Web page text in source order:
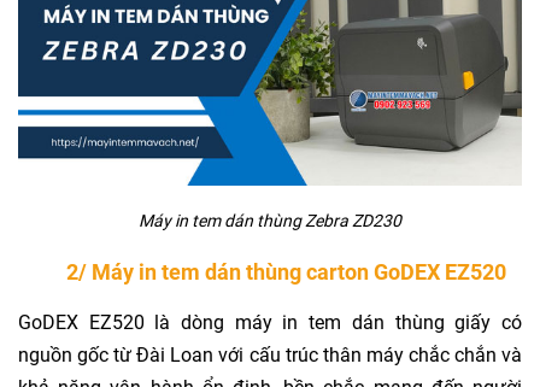
Máy in tem dán thùng Zebra ZD230
2/ Máy in tem dán thùng carton GoDEX EZ520
GoDEX EZ520 là dòng máy in tem dán thùng giấy có
nguồn gốc từ Đài Loan với cấu trúc thân máy chắc chắn và